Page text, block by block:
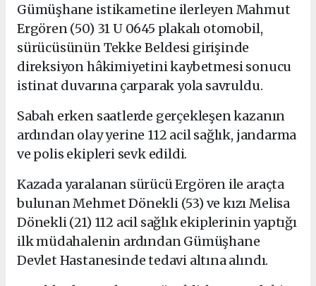
Gümüşhane istikametine ilerleyen Mahmut
Ergören (50) 31 U 0645 plakalı otomobil,
sürücüsünün Tekke Beldesi girişinde
direksiyon hâkimiyetini kaybetmesi sonucu
istinat duvarına çarparak yola savruldu.
Sabah erken saatlerde gerçekleşen kazanın
ardından olay yerine 112 acil sağlık, jandarma
ve polis ekipleri sevk edildi.
Kazada yaralanan sürücü Ergören ile araçta
bulunan Mehmet Dönekli (53) ve kızı Melisa
Dönekli (21) 112 acil sağlık ekiplerinin yaptığı
ilk müdahalenin ardından Gümüşhane
Devlet Hastanesinde tedavi altına alındı.